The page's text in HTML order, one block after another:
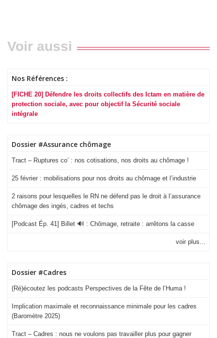
Voir aussi
Nos Références :
[FICHE 20] Défendre les droits collectifs des Ictam en matière de
protection sociale, avec pour objectif la Sécurité sociale
intégrale
Dossier #Assurance chômage
Tract – Ruptures co’ : nos cotisations, nos droits au chômage !
25 février : mobilisations pour nos droits au chômage et l’industrie
2 raisons pour lesquelles le RN ne défend pas le droit à l’assurance
chômage des ingés, cadres et techs
[Podcast Ép. 41] Billet 🔊 : Chômage, retraite : arrêtons la casse
voir plus...
Dossier #Cadres
(Ré)écoutez les podcasts Perspectives de la Fête de l’Huma !
Implication maximale et reconnaissance minimale pour les cadres
(Baromètre 2025)
Tract – Cadres : nous ne voulons pas travailler plus pour gagner